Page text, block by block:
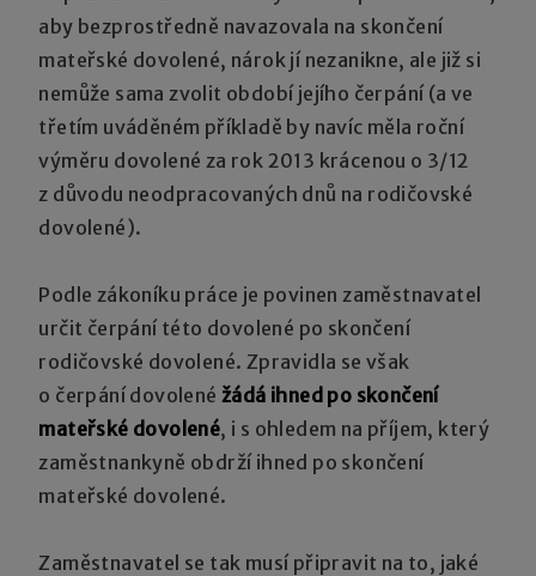
aby bezprostředně navazovala na skončení
mateřské dovolené, nárok jí nezanikne, ale již si
nemůže sama zvolit období jejího čerpání (a ve
třetím uváděném příkladě by navíc měla roční
výměru dovolené za rok 2013 krácenou o 3/12
z důvodu neodpracovaných dnů na rodičovské
dovolené).
Podle zákoníku práce je povinen zaměstnavatel
určit čerpání této dovolené po skončení
rodičovské dovolené. Zpravidla se však
o čerpání dovolenéžádá ihned po skončení
mateřské dovolené, i s ohledem na příjem, který
zaměstnankyně obdrží ihned po skončení
mateřské dovolené.
Zaměstnavatel se tak musí připravit na to, jaké